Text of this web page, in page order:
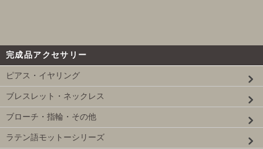
完成品アクセサリー
ピアス・イヤリング
ブレスレット・ネックレス
ブローチ・指輪・その他
ラテン語モットーシリーズ